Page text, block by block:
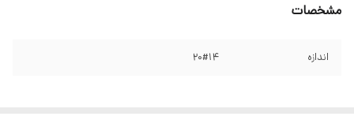
مشخصات
اندازه 20#14